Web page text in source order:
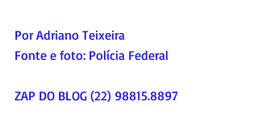
Por Adriano Teixeira
Fonte e foto: Polícia Federal
ZAP DO BLOG (22) 98815.8897